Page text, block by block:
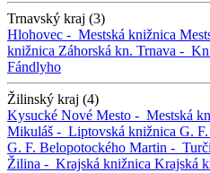
Trnavský kraj (3)
Hlohovec - Mestská knižnica
knižnica Záhorská kn. Trnava -
Fándlyho
Žilinský kraj (4)
Kysucké Nové Mesto - Mestská
Mikuláš - Liptovská knižnica G.
G. F. Belopotockého Martin -
Žilina - Krajská knižnica Krajská